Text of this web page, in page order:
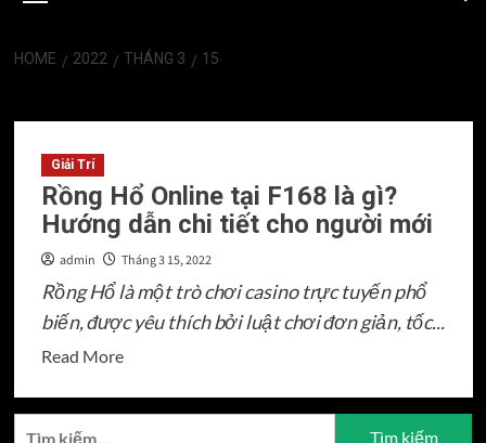
HOME 2022 THÁNG 3 15
Giải Trí
Rồng Hổ Online tại F168 là gì?
Hướng dẫn chi tiết cho người mới
admin Tháng 3 15, 2022
Rồng Hổ là một trò chơi casino trực tuyến phổ
biến, được yêu thích bởi luật chơi đơn giản, tốc...
Read MoreRead